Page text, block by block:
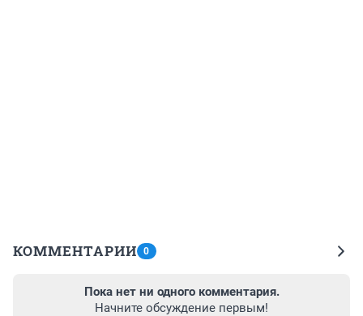
КОММЕНТАРИИ 0
Пока нет ни одного комментария.
Начните обсуждение первым!